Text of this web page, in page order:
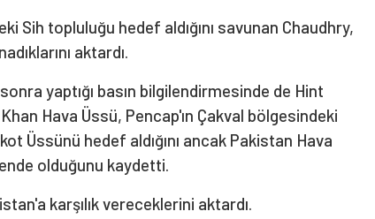
Sih topluluğu hedef aldığını savunan Chaudhry,
aktardı.
yaptığı basın bilgilendirmesinde de Hint
Hava Üssü, Pencap'ın Çakval bölgesindeki
Üssünü hedef aldığını ancak Pakistan Hava
olduğunu kaydetti.
karşılık vereceklerini aktardı.